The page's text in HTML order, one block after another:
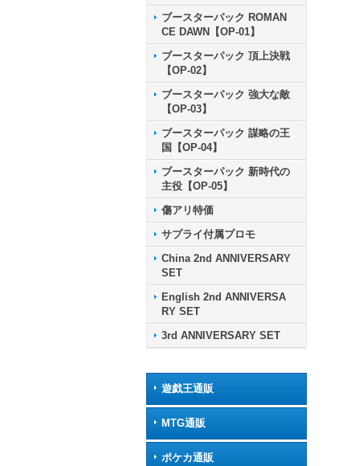
ブースターパック ROMAN
CE DAWN【OP-01】
ブースターパック 頂上決戦
【OP-02】
ブースターパック 強大な敵
【OP-03】
ブースターパック 謀略の王
国【OP-04】
ブースターパック 新時代の
主役【OP-05】
傷アリ特価
サプライ付属プロモ
China 2nd ANNIVERSARY
SET
English 2nd ANNIVERSA
RY SET
3rd ANNIVERSARY SET
遊戯王通販
MTG通販
ポケカ通販